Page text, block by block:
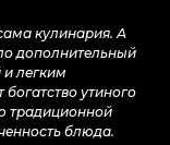
кулинария. А
дополнительный
и легким
утиного
традиционной
блюда.